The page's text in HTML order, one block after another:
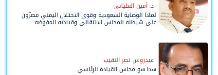
د. أمين العلياني
لماذا الوصاية السعودية وقوى الاحتلال اليمني مصرّون
على شيطنة المجلس الانتقالي وقيادته المفوضة
عيدروس نصر النقيب
هذا هو مجلس القيادة الرئاسي